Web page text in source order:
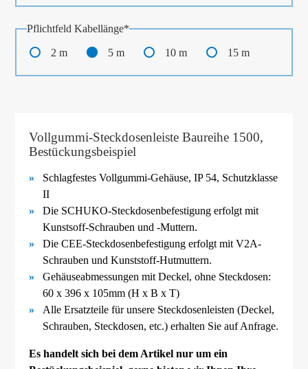
PflichtfeldKabellänge*
2 m 5 m 10 m 15 m
Vollgummi-Steckdosenleiste Baureihe 1500,
Bestückungsbeispiel
Schlagfestes Vollgummi-Gehäuse, IP 54, Schutzklasse
II
Die SCHUKO-Steckdosenbefestigung erfolgt mit
Kunstsoff-Schrauben und -Muttern.
Die CEE-Steckdosenbefestigung erfolgt mit V2A-
Schrauben und Kunststoff-Hutmuttern.
Gehäuseabmessungen mit Deckel, ohne Steckdosen:
60 x 396 x 105mm (H x B x T)
Alle Ersatzteile für unsere Steckdosenleisten (Deckel,
Schrauben, Steckdosen, etc.) erhalten Sie auf Anfrage.
Es handelt sich bei dem Artikel nur um ein